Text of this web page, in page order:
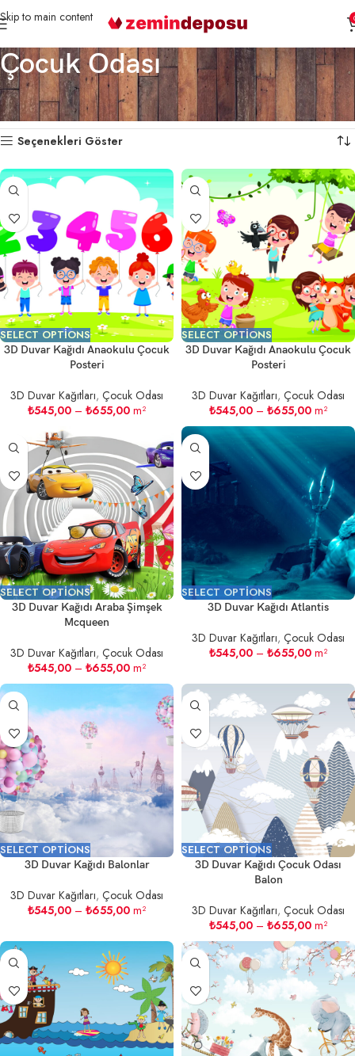
Skip to main content
Çocuk Odası
Ana Sayfa 3D Duvar Kağıtları
Çocuk Odası
33 sonuçtan 1-18 arası gösteriliyor
Seçenekleri Göster
SELECT OPTIONS
3D Duvar Kağıdı Anaokulu Çocuk
Posteri
3D Duvar Kağıtları, Çocuk Odası
₺545,00 – ₺655,00 m²
SELECT OPTIONS
3D Duvar Kağıdı Anaokulu Çocuk
Posteri
3D Duvar Kağıtları, Çocuk Odası
₺545,00 – ₺655,00 m²
SELECT OPTIONS
3D Duvar Kağıdı Araba Şimşek
Mcqueen
3D Duvar Kağıtları, Çocuk Odası
₺545,00 – ₺655,00 m²
SELECT OPTIONS
3D Duvar Kağıdı Atlantis
3D Duvar Kağıtları, Çocuk Odası
₺545,00 – ₺655,00 m²
SELECT OPTIONS
3D Duvar Kağıdı Balonlar
3D Duvar Kağıtları, Çocuk Odası
₺545,00 – ₺655,00 m²
SELECT OPTIONS
3D Duvar Kağıdı Çocuk Odası
Balon
3D Duvar Kağıtları, Çocuk Odası
₺545,00 – ₺655,00 m²